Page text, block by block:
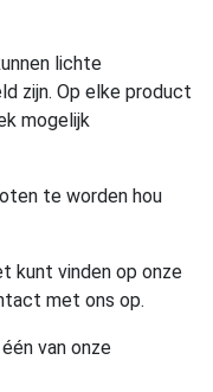
lichte
zijn. Op elke product
mogelijk
te worden hou
kunt vinden op onze
met ons op.
van onze